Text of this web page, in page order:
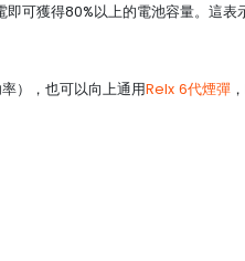
可獲得80%以上的電池容量。這表
），也可以向上通用Relx 6代煙彈